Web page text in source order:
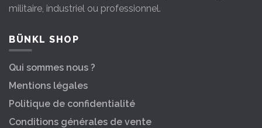
militaire, industriel ou professionnel.
BÜNKL SHOP
Qui sommes nous ?
Mentions légales
Politique de confidentialité
Conditions générales de vente